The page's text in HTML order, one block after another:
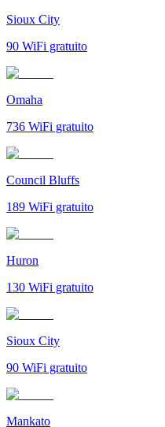
Sioux City
90 WiFi gratuito
Omaha
736 WiFi gratuito
Council Bluffs
189 WiFi gratuito
Huron
130 WiFi gratuito
Sioux City
90 WiFi gratuito
Mankato